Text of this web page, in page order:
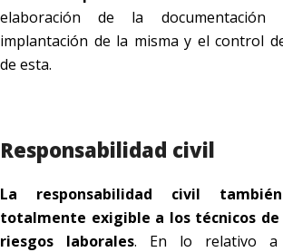
elaboración de la documentación
implantación de la misma y el control
de esta.
Responsabilidad civil
La responsabilidad civil
totalmente exigible a los técnicos de
riesgos laborales. En lo relativo